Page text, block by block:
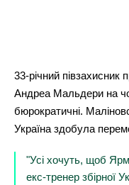
33-річний півзахисник
Андреа Мальдери на
бюрократичні.
Україна здобула
"Усі хочуть, щоб
екс-тренер збірної